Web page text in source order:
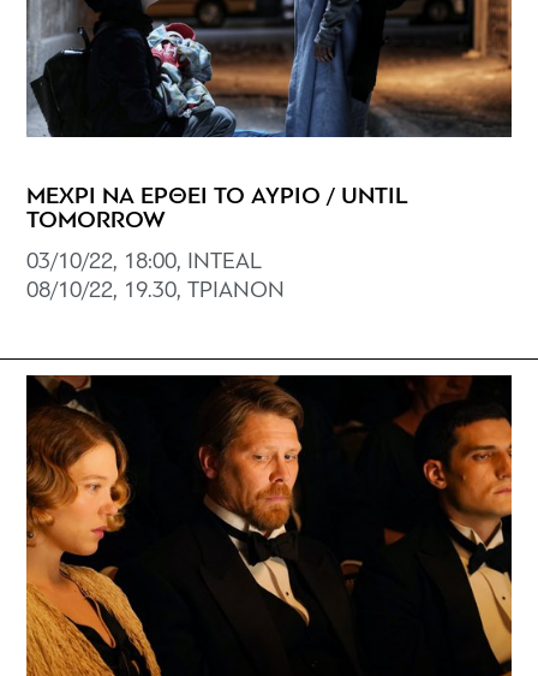
ΜΕΧΡΙ ΝΑ ΕΡΘΕΙ ΤΟ ΑΥΡΙΟ / UNTIL
TOMORROW
03/10/22, 18:00, ΙNTEAL
08/10/22, 19.30, ΤΡΙΑΝΟΝ